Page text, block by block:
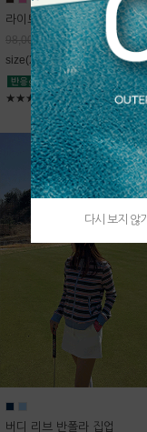
라이트데님 핀턱 스커트
98,000원 68,600원
size(XS,S,M,L)
★★★★★5
버디 리브 반폴라 집업
다시 보지 않기